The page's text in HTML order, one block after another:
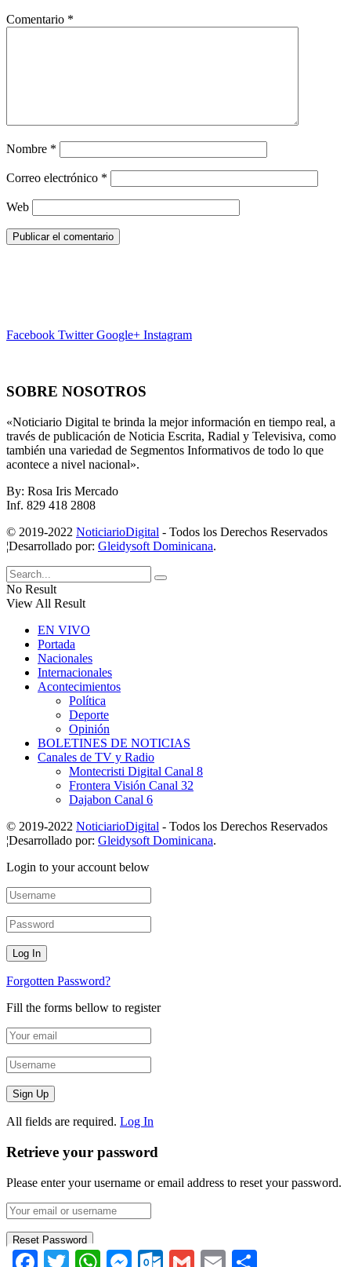
Comentario *
Nombre *
Correo electrónico *
Web
Facebook Twitter Google+ Instagram
SOBRE NOSOTROS
«Noticiario Digital te brinda la mejor información en tiempo real, a
través de publicación de Noticia Escrita, Radial y Televisiva, como
también una variedad de Segmentos Informativos de todo lo que
acontece a nivel nacional».
By: Rosa Iris Mercado
Inf. 829 418 2808
© 2019-2022 NoticiarioDigital - Todos los Derechos Reservados
¦Desarrollado por: Gleidysoft Dominicana.
No Result
View All Result
EN VIVO
Portada
Nacionales
Internacionales
Acontecimientos
Política
Deporte
Opinión
BOLETINES DE NOTICIAS
Canales de TV y Radio
Montecristi Digital Canal 8
Frontera Visión Canal 32
Dajabon Canal 6
© 2019-2022 NoticiarioDigital - Todos los Derechos Reservados
¦Desarrollado por: Gleidysoft Dominicana.
Login to your account below
Forgotten Password?
Fill the forms bellow to register
All fields are required. Log In
Retrieve your password
Please enter your username or email address to reset your password.
FacebookTwitter WhatsAppMessengerOutlook.com
Gmail Email